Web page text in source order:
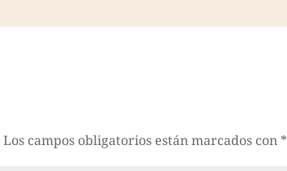
Los campos obligatorios están marcados con *